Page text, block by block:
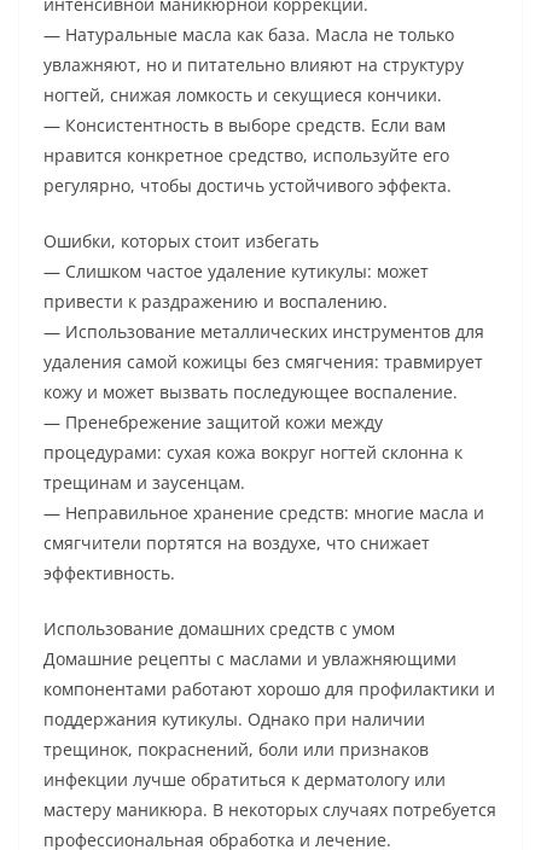
— Натуральные масла как база. Масла не только
увлажняют, но и питательно влияют на структуру
ногтей, снижая ломкость и секущиеся кончики.
— Консистентность в выборе средств. Если вам
нравится конкретное средство, используйте его
регулярно, чтобы достичь устойчивого эффекта.
Ошибки, которых стоит избегать
— Слишком частое удаление кутикулы: может
привести к раздражению и воспалению.
— Использование металлических инструментов для
удаления самой кожицы без смягчения: травмирует
кожу и может вызвать последующее воспаление.
— Пренебрежение защитой кожи между
процедурами: сухая кожа вокруг ногтей склонна к
трещинам и заусенцам.
— Неправильное хранение средств: многие масла и
смягчители портятся на воздухе, что снижает
эффективность.
Использование домашних средств с умом
Домашние рецепты с маслами и увлажняющими
компонентами работают хорошо для профилактики и
поддержания кутикулы. Однако при наличии
трещинок, покраснений, боли или признаков
инфекции лучше обратиться к дерматологу или
мастеру маникюра. В некоторых случаях потребуется
профессиональная обработка и лечение.